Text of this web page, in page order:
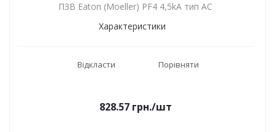
ПЗВ Eaton (Moeller) PF4 4,5kA тип АС
Характеристики
Відкласти Порівняти
828.57грн./шт